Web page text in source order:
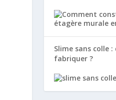
Slime sans colle
fabriquer ?